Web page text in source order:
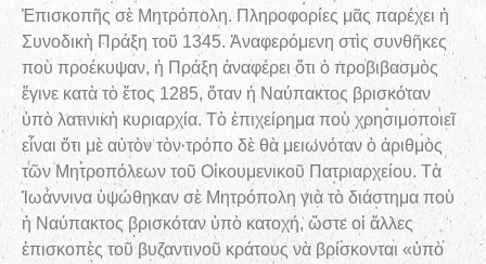
Ἐπισκοπῆς σὲ Μητρόπολη. Πληροφορίες μᾶς παρέχει ἡ
Συνοδικὴ Πράξη τοῦ 1345. Ἀναφερόμενη στὶς συνθῆκες
ποὺ προέκυψαν, ἡ Πράξη ἀναφέρει ὅτι ὁ προβιβασμὸς
ἔγινε κατὰ τὸ ἔτος 1285, ὅταν ἡ Ναύπακτος βρισκόταν
ὑπὸ λατινικὴ κυριαρχία. Τὸ ἐπιχείρημα ποὺ χρησιμοποιεῖ
εἶναι ὅτι μὲ αὐτὸν τὸν τρόπο δὲ θὰ μειωνόταν ὁ ἀριθμὸς
τῶν Μητροπόλεων τοῦ Οἰκουμενικοῦ Πατριαρχείου. Τὰ
Ἰωάννινα ὑψώθηκαν σὲ Μητρόπολη γιὰ τὸ διάστημα ποὺ
ἡ Ναύπακτος βρισκόταν ὑπὸ κατοχή, ὥστε οἱ ἄλλες
ἐπισκοπὲς τοῦ βυζαντινοῦ κράτους νὰ βρίσκονται «ὑπὸ